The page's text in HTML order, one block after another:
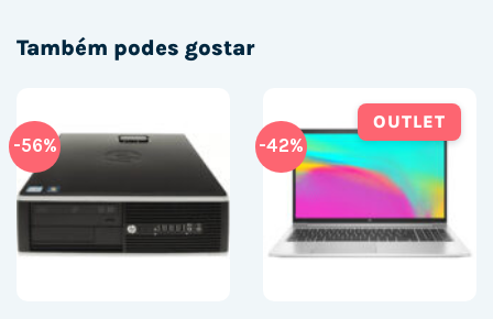
Também podes gostar
-56% -42%
OUTLET